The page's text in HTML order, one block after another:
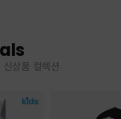
상품 컬렉션